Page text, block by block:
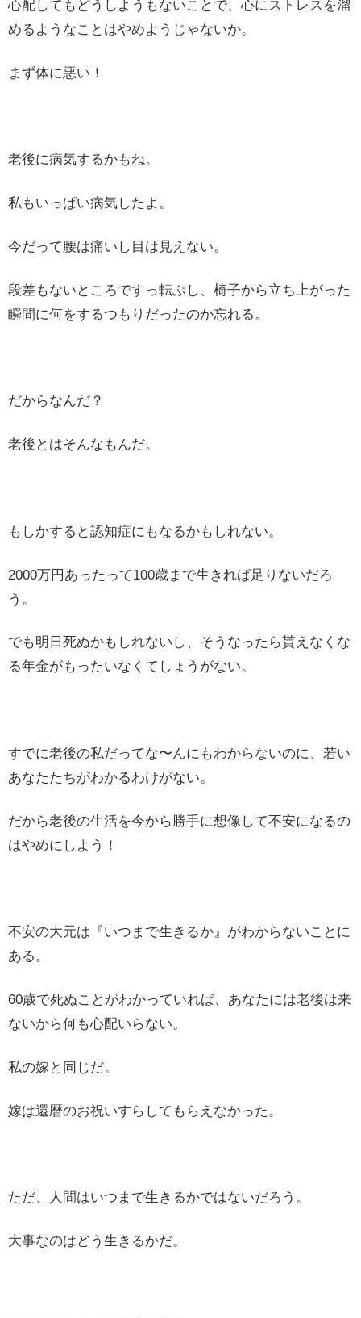
心配してもどうしようもないことで、心にストレスを溜
めるようなことはやめようじゃないか。
まず体に悪い！
老後に病気するかもね。
私もいっぱい病気したよ。
今だって腰は痛いし目は見えない。
段差もないところですっ転ぶし、椅子から立ち上がった
瞬間に何をするつもりだったのか忘れる。
だからなんだ？
老後とはそんなもんだ。
もしかすると認知症にもなるかもしれない。
2000万円あったって100歳まで生きれば足りないだろ
う。
でも明日死ぬかもしれないし、そうなったら貰えなくな
る年金がもったいなくてしょうがない。
すでに老後の私だってな〜んにもわからないのに、若い
あなたたちがわかるわけがない。
だから老後の生活を今から勝手に想像して不安になるの
はやめにしよう！
不安の大元は『いつまで生きるか』がわからないことに
ある。
60歳で死ぬことがわかっていれば、あなたには老後は来
ないから何も心配いらない。
私の嫁と同じだ。
嫁は還暦のお祝いすらしてもらえなかった。
ただ、人間はいつまで生きるかではないだろう。
大事なのはどう生きるかだ。